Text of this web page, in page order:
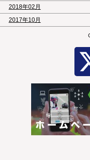
2018年02月
2017年10月